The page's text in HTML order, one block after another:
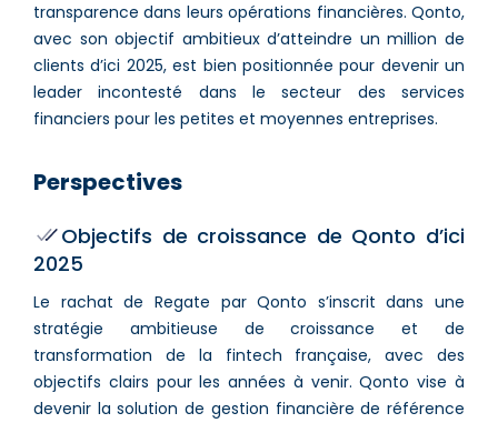
transparence dans leurs opérations financières. Qonto,
avec son objectif ambitieux d’atteindre un million de
clients d’ici 2025, est bien positionnée pour devenir un
leader incontesté dans le secteur des services
financiers pour les petites et moyennes entreprises.
Perspectives
Objectifs de croissance de Qonto d’ici
2025
Le rachat de Regate par Qonto s’inscrit dans une
stratégie ambitieuse de croissance et de
transformation de la fintech française, avec des
objectifs clairs pour les années à venir. Qonto vise à
devenir la solution de gestion financière de référence